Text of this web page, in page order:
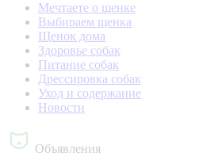
Мечтаете о щенке
Выбираем щенка
Щенок дома
Здоровье собак
Питание собак
Дрессировка собак
Уход и содержание
Новости
Объявления